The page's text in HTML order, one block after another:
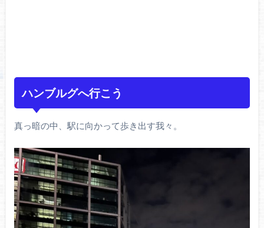
ハンブルグへ行こう
真っ暗の中、駅に向かって歩き出す我々。